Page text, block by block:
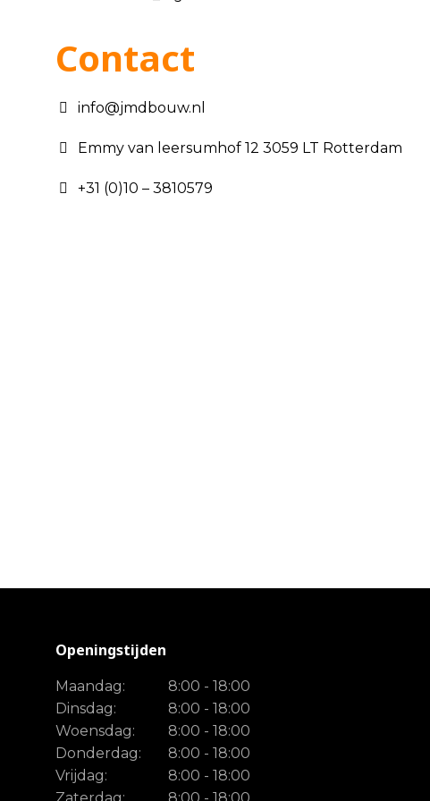
Contact
info@jmdbouw.nl
Emmy van leersumhof 12 3059 LT Rotterdam
+31 (0)10 – 3810579
Openingstijden
Maandag:
8:00 - 18:00
Dinsdag:
8:00 - 18:00
Woensdag:
8:00 - 18:00
Donderdag:
8:00 - 18:00
Vrijdag:
8:00 - 18:00